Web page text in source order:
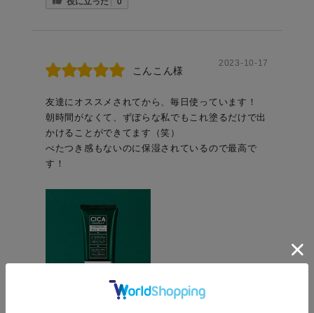
こんこん様
2023-10-17
友達にオススメされてから、毎日使っています！
朝時間がなくて、ずぼらな私でもこれ塗るだけで出
かけることができてます（笑）
べたつき感もないのに保湿されているので最高で
す！